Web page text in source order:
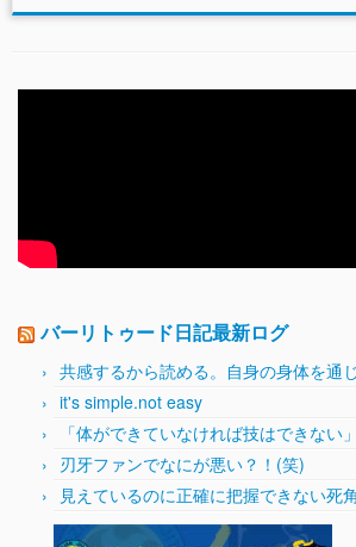
バーリトゥード日記最新ログ
共感するから読める。自身の身体を通
it's simple.not easy
「体ができていなければ技はできない
刃牙ファンでなにが悪い？！(笑)
見えているのに正確に把握できない死